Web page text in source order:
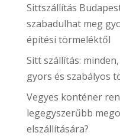
Sittszállítás
szabadulhat meg
építési törmeléktől
Sitt szállítás:
gyors és szabályos
Vegyes konténer
legegyszerűbb
elszállítására?